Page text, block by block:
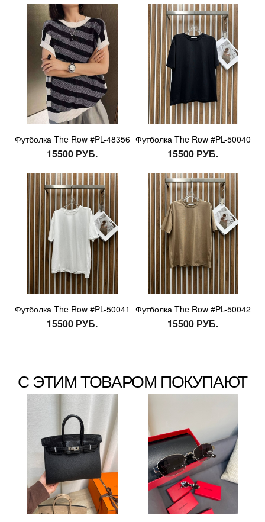
Футболка The Row #PL-48356
15500 РУБ.
Футболка The Row #PL-50040
15500 РУБ.
Футболка The Row #PL-50041
15500 РУБ.
Футболка The Row #PL-50042
15500 РУБ.
С ЭТИМ ТОВАРОМ ПОКУПАЮТ